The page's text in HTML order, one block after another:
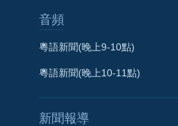
音頻
粵語新聞(晚上9-10點)
粵語新聞(晚上10-11點)
新聞報導